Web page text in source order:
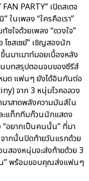
PARTY” เปิดสเตจ
ในเพลง “ใครคือเรา”
ใจด้วยเพลง “ดวงใจ”
โซสเซย์” เชิญสองนัก
นมาเมาท์มอยเบื้องหลัง
นบทสรุปตอนจบของซีรีส์
มด แฟนๆ ยังได้อินกันต่อ
จาก 3 หนุ่มโวคอลวง
าสาดพลังความมันส์ใน
ะแท็กทีมก๊วนนักแสดง
“อยากเป็นคนนั้น” ที่มา
ากนั้นปิดท้ายวันแรกด้วย
นสองหนุ่มจะส่งท้ายด้วย 3
น” พร้อมขอบคุณส่งแฟนๆ